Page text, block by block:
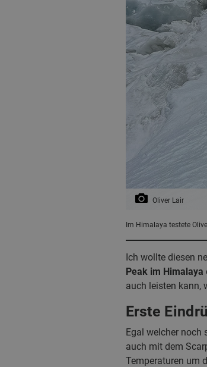
Oliver Lair
Im Himalaya testete
Ich wollte diesen
Peak im Himalaya
auch leisten kann,
Erste
Egal welcher noch
auch mit dem
Temperaturen um